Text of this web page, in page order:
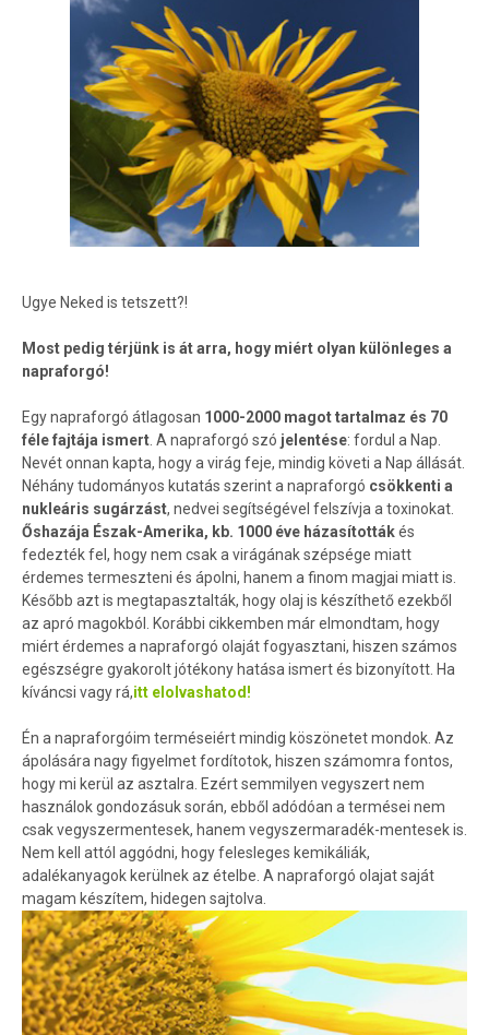
Ugye Neked is tetszett?!
Most pedig térjünk is át arra, hogy miért olyan különleges a
napraforgó!
Egy napraforgó átlagosan 1000-2000 magot tartalmaz és 70
féle fajtája ismert . A napraforgó szó jelentése: fordul a Nap.
Nevét onnan kapta, hogy a virág feje, mindig követi a Nap állását.
Néhány tudományos kutatás szerint a napraforgó csökkenti a
nukleáris sugárzást, nedvei segítségével felszívja a toxinokat.
Őshazája Észak-Amerika, kb. 1000 éve házasítottákés
fedezték fel, hogy nem csak a virágának szépsége miatt
érdemes termeszteni és ápolni, hanem a finom magjai miatt is.
Később azt is megtapasztalták, hogy olaj is készíthető ezekből
az apró magokból. Korábbi cikkemben már elmondtam, hogy
miért érdemes a napraforgó olaját fogyasztani, hiszen számos
egészségre gyakorolt jótékony hatása ismert és bizonyított. Ha
kíváncsi vagy rá,itt elolvashatod!
Én a napraforgóim terméseiért mindig köszönetet mondok. Az
ápolására nagy figyelmet fordítotok, hiszen számomra fontos,
hogy mi kerül az asztalra. Ezért semmilyen vegyszert nem
használok gondozásuk során, ebből adódóan a termései nem
csak vegyszermentesek, hanem vegyszermaradék-mentesek is.
Nem kell attól aggódni, hogy felesleges kemikáliák,
adalékanyagok kerülnek az ételbe. A napraforgó olajat saját
magam készítem, hidegen sajtolva.